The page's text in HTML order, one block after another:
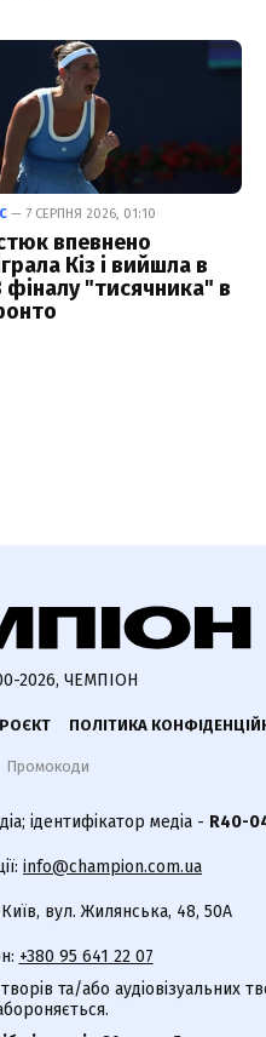
— 7 СЕРПНЯ 2026, 01:10
впевнено
Кіз і вийшла в
фіналу "тисячника" в
2026, ЧЕМПІОН
ПОЛІТИКА
Промокоди
ідентифікатор медіа - R40-
info@champion.com.ua
вул. Жилянська, 48, 50А
+380 95 641 22 07
та/або аудіовізуальних